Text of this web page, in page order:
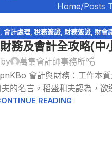
Home Posts
,會計處理,稅務簽證, 財務簽證, 財會
務及會計全攻略(中
萬集會計師事務所
會計與財務：工作本質
的名言。稻盛和夫認為，
READING